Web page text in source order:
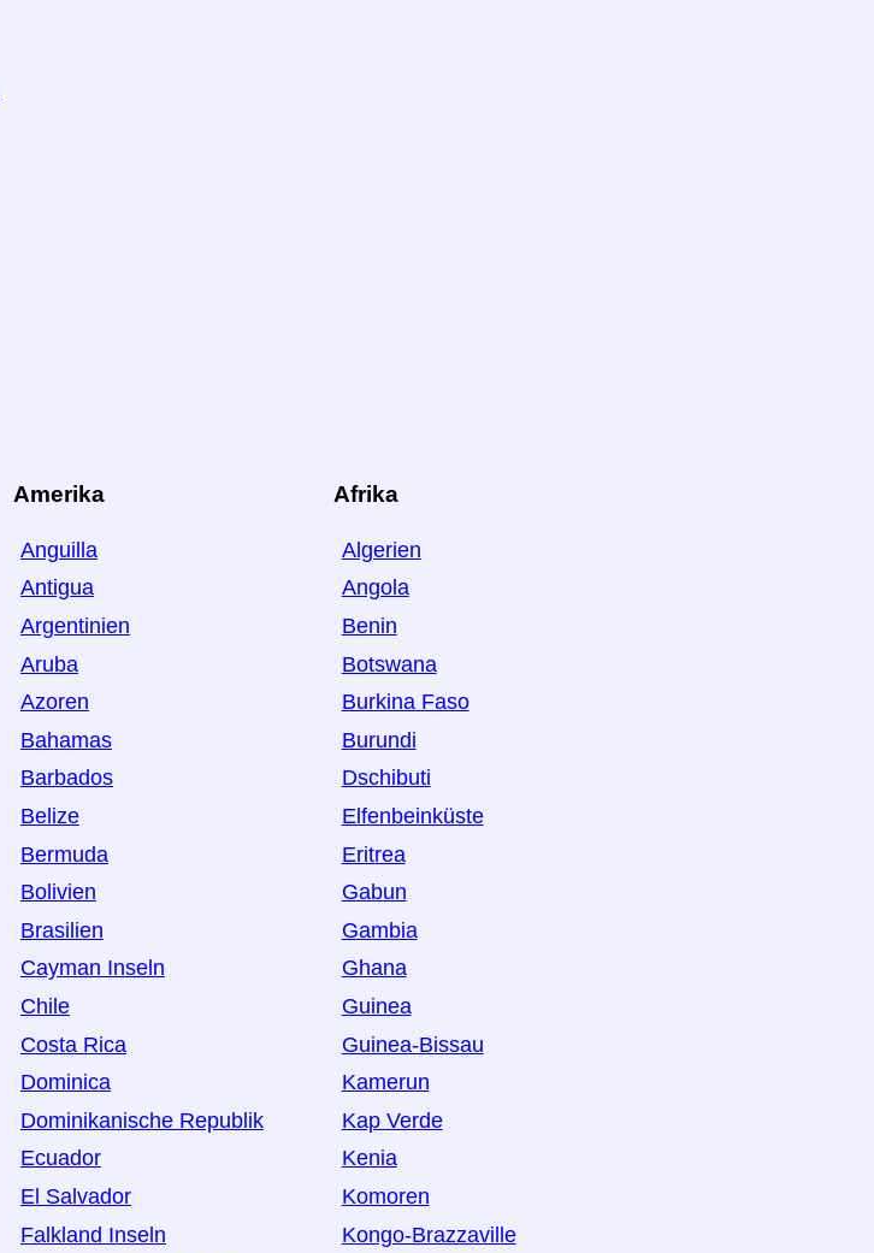
Amerika
Anguilla
Antigua
Argentinien
Aruba
Azoren
Bahamas
Barbados
Belize
Bermuda
Bolivien
Brasilien
Cayman Inseln
Chile
Costa Rica
Dominica
Dominikanische Republik
Ecuador
El Salvador
Falkland Inseln
Afrika
Algerien
Angola
Benin
Botswana
Burkina Faso
Burundi
Dschibuti
Elfenbeinküste
Eritrea
Gabun
Gambia
Ghana
Guinea
Guinea-Bissau
Kamerun
Kap Verde
Kenia
Komoren
Kongo-Brazzaville